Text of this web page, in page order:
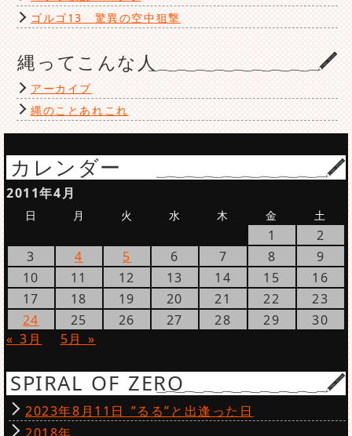
ゴルゴ13 驚異の空中狙撃
縄ってこんな人
アーカイブ
縄のことあれこれ
カレンダー
2011年4月
日 月 火 水 木 金 土
1
2
3
4 5 6 7 8
9
10
11 12 13 14 15
16
17
18 19 20 21 22
23
24
25 26 27 28 29
30
« 3月
5月 »
SPIRAL OF ZERO
2023年8月11日 ”るる”と出逢った日